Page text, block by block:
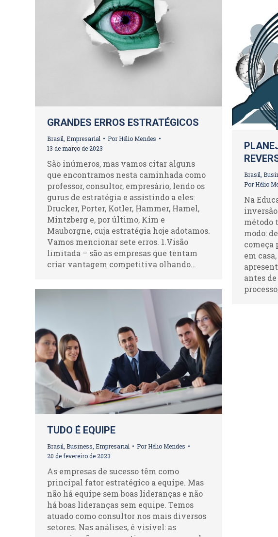
GRANDES ERROS ESTRATÉGICOS
Brasil Empresarial PorHélio Mendes
13 de março de 2023
São inúmeros, mas vamos citar alguns
que encontramos nesta caminhada como
professor, consultor, empresário, lendo os
gurus de estratégia e assistindo a eles:
Drucker, Porter, Kotler, Hammer, Hamel,
Mintzberg e, por último, Kim e
Mauborgne, cuja estratégia hoje adotamos.
Vamos mencionar sete erros. 1.Visão
limitada – são as empresas que tentam
criar vantagem competitiva olhando…
Brasil
PorHélio
Na
método
modo:
começa
em
antes
TUDO É EQUIPE
Brasil Business Empresarial PorHélio Mendes
20 de fevereiro de 2023
As empresas de sucesso têm como
principal fator estratégico a equipe. Mas
não há equipe sem boas lideranças e não
há boas lideranças sem equipe. Temos
atuado como consultor nos mais diversos
setores. Nas análises, é visível: as